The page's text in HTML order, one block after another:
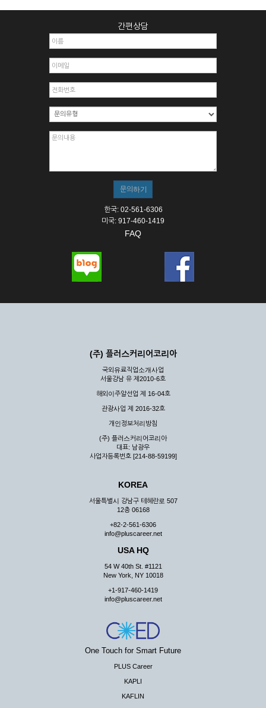
간편상담
한국: 02-561-6306
미국: 917-460-1419
FAQ
(주) 플러스커리어코리아
국외유료직업소개사업
서울강남 유 제2010-6호
해외이주알선업 제 16-04호
관광사업 제 2016-32호
개인정보처리방침
(주) 플러스커리어코리아
대표: 남광우
사업자등록번호 [214-88-59199]
KOREA
서울특별시 강남구 테헤란로 507
12층 06168
+82-2-561-6306
info@pluscareer.net
USA HQ
54 W 40th St. #1121
New York, NY 10018
+1-917-460-1419
info@pluscareer.net
One Touch for Smart Future
PLUS Career
KAPLI
KAFLIN